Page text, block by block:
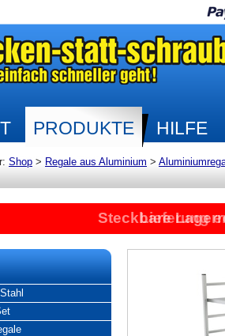
PRODUKTE HILFE
Shop > Regale aus Aluminium >
SteckbareLieferung